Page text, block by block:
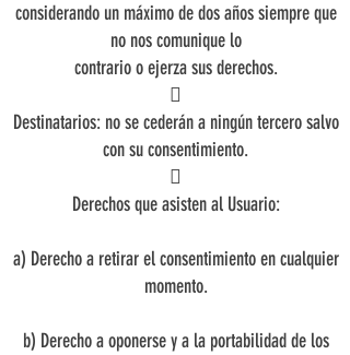
considerando un máximo de dos años siempre que
no nos comunique lo
contrario o ejerza sus derechos.

Destinatarios: no se cederán a ningún tercero salvo
con su consentimiento.

Derechos que asisten al Usuario:
a) Derecho a retirar el consentimiento en cualquier
momento.
b) Derecho a oponerse y a la portabilidad de los